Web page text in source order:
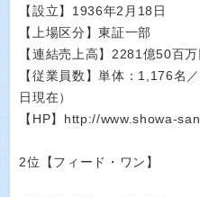
【設立】1936年2月18日
【上場区分】東証一部
【連結売上高】2281億50百万
【従業員数】単体：1,176名
日現在）
【HP】http://www.showa-
2位【フィード・ワン】